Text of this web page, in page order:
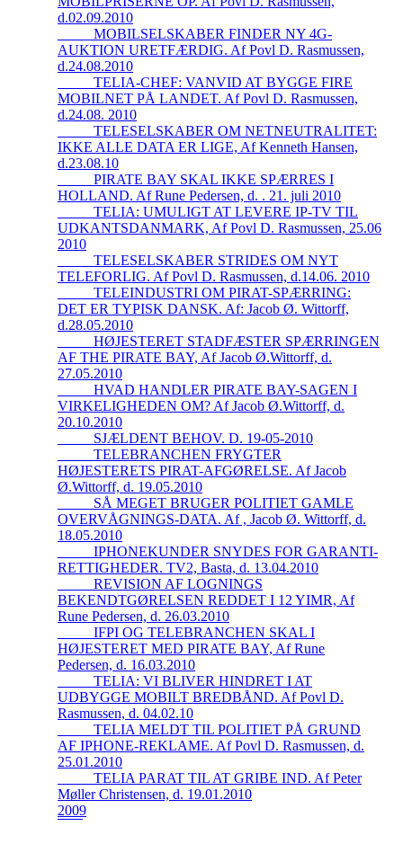
d.02.09.2010
_____MOBILSELSKABER FINDER NY 4G-
AUKTION URETFÆRDIG. Af Povl D. Rasmussen,
d.24.08.2010
_____TELIA-CHEF: VANVID AT BYGGE FIRE
MOBILNET PÅ LANDET. Af Povl D. Rasmussen,
d.24.08. 2010
_____TELESELSKABER OM NETNEUTRALITET:
IKKE ALLE DATA ER LIGE, Af Kenneth Hansen,
d.23.08.10
_____PIRATE BAY SKAL IKKE SPÆRRES I
HOLLAND. Af Rune Pedersen, d. . 21. juli 2010
_____TELIA: UMULIGT AT LEVERE IP-TV TIL
UDKANTSDANMARK, Af Povl D. Rasmussen, 25.06
2010
_____TELESELSKABER STRIDES OM NYT
TELEFORLIG. Af Povl D. Rasmussen, d.14.06. 2010
_____TELEINDUSTRI OM PIRAT-SPÆRRING:
DET ER TYPISK DANSK. Af: Jacob Ø. Wittorff,
d.28.05.2010
_____HØJESTERET STADFÆSTER SPÆRRINGEN
AF THE PIRATE BAY, Af Jacob Ø.Wittorff, d.
27.05.2010
_____HVAD HANDLER PIRATE BAY-SAGEN I
VIRKELIGHEDEN OM? Af Jacob Ø.Wittorff, d.
20.10.2010
_____SJÆLDENT BEHOV. D. 19-05-2010
_____TELEBRANCHEN FRYGTER
HØJESTERETS PIRAT-AFGØRELSE. Af Jacob
Ø.Wittorff, d. 19.05.2010
_____SÅ MEGET BRUGER POLITIET GAMLE
OVERVÅGNINGS-DATA. Af , Jacob Ø. Wittorff, d.
18.05.2010
_____IPHONEKUNDER SNYDES FOR GARANTI-
RETTIGHEDER. TV2, Basta, d. 13.04.2010
_____REVISION AF LOGNINGS
BEKENDTGØRELSEN REDDET I 12 YIMR, Af
Rune Pedersen, d. 26.03.2010
_____IFPI OG TELEBRANCHEN SKAL I
HØJESTERET MED PIRATE BAY, Af Rune
Pedersen, d. 16.03.2010
_____TELIA: VI BLIVER HINDRET I AT
UDBYGGE MOBILT BREDBÅND. Af Povl D.
Rasmussen, d. 04.02.10
_____TELIA MELDT TIL POLITIET PÅ GRUND
AF IPHONE-REKLAME. Af Povl D. Rasmussen, d.
25.01.2010
_____TELIA PARAT TIL AT GRIBE IND. Af Peter
Møller Christensen, d. 19.01.2010
2009